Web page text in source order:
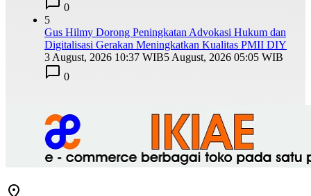
0
5
Gus Hilmy Dorong Peningkatan Advokasi Hukum dan
Digitalisasi Gerakan Meningkatkan Kualitas PMII DIY
3 August, 2026 10:37 WIB5 August, 2026 05:05 WIB
0